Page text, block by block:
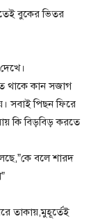
বুকের ভিতর
থাকে কান সজাগ
সবাই পিছন ফিরে
কি বিড়বিড় করতে
বলে শারদ
তাকায়,মুহূর্তেই